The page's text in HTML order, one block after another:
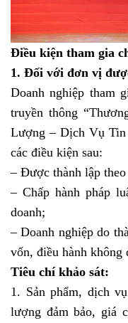
Điều kiện tham gia
1. Đối với đơn vị
Doanh nghiệp tham
truyền thông
Lượng – Dịch Vụ Tin
các điều kiện sau:
– Được thành lập
– Chấp hành pháp
doanh;
– Doanh nghiệp do
vốn, điều hành
Tiêu chí khảo sát:
1. Sản phẩm, dịch
lượng đảm bảo, giá